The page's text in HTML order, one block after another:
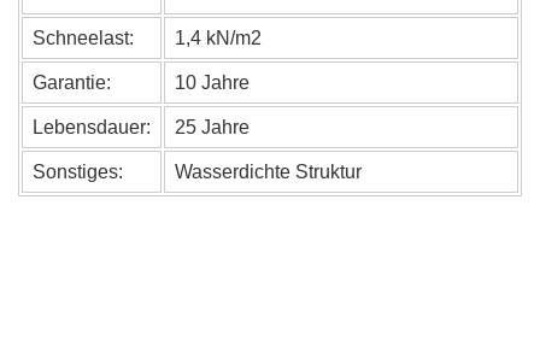
Schneelast: 1,4 kN/m2
Garantie: 10 Jahre
Lebensdauer: 25 Jahre
Sonstiges: Wasserdichte Struktur